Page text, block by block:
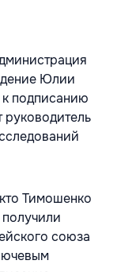
Юлии
подписанию
Тимошенко
союза